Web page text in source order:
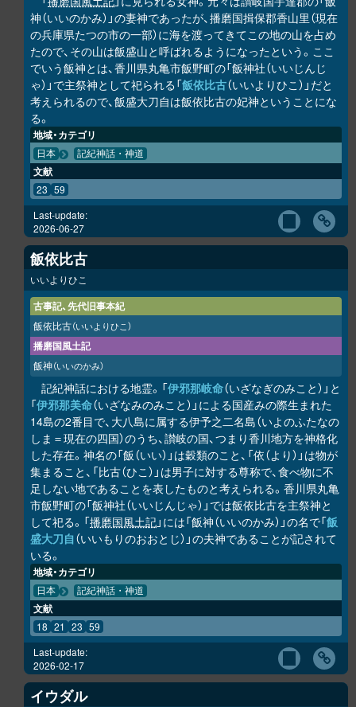
神（いいのかみ）」の妻神であったが、播磨国揖保郡香山里（現在
の兵庫県たつの市の一部）に海を渡ってきてこの地の山を占め
たので、その山は飯盛山と呼ばれるようになったという。ここ
でいう飯神とは、香川県丸亀市飯野町の「飯神社（いいじんじ
ゃ）」で主祭神として祀られる「飯依比古（いいよりひこ）」だと
考えられるので、飯盛大刀自は飯依比古の妃神ということにな
る。
地域・カテゴリ
日本 記紀神話・神道
文献
23 59
Last-update:
2026-06-27
飯依比古
いいよりひこ
古事記、先代旧事本紀
飯依比古（いいよりひこ）
播磨国風土記
飯神（いいのかみ）
記紀神話における地霊。「伊邪那岐命（いざなぎのみこと）」と
「伊邪那美命（いざなみのみこと）」による国産みの際生まれた
14島の2番目で、大八島に属する伊予之二名島（いよのふたなの
しま＝現在の四国）のうち、讃岐の国、つまり香川地方を神格化
した存在。神名の「飯（いい）」は穀類のこと、「依（より）」は物が
集まること、「比古（ひこ）」は男子に対する尊称で、食べ物に不
足しない地であることを表したものと考えられる。香川県丸亀
市飯野町の「飯神社（いいじんじゃ）」では飯依比古を主祭神と
して祀る。「播磨国風土記」には「飯神（いいのかみ）」の名で「飯
盛大刀自（いいもりのおおとじ）」の夫神であることが記されて
いる。
地域・カテゴリ
日本 記紀神話・神道
文献
18 21 23 59
Last-update:
2026-02-17
イウダル